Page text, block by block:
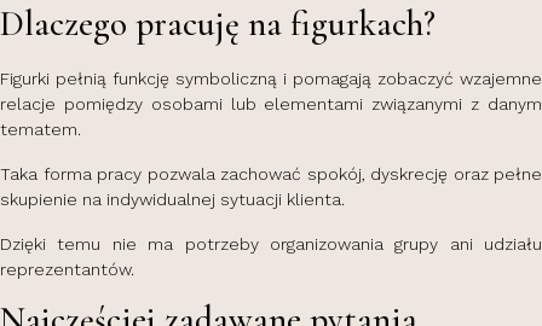
Dlaczego pracuję na figurkach?
Figurki pełnią funkcję symboliczną i pomagają zobaczyć wzajemne
relacje pomiędzy osobami lub elementami związanymi z danym
tematem.
Taka forma pracy pozwala zachować spokój, dyskrecję oraz pełne
skupienie na indywidualnej sytuacji klienta.
Dzięki temu nie ma potrzeby organizowania grupy ani udziału
reprezentantów.